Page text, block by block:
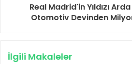
Real Madrid'in Yıldızı
Otomotiv Devinden
İlgili Makaleler